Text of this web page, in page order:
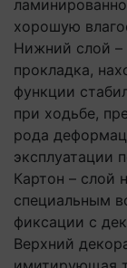
хорошую
Нижний слой –
прокладка,
функции
при ходьбе,
рода
эксплуатации
Картон – слой
специальным
фиксации с
Верхний